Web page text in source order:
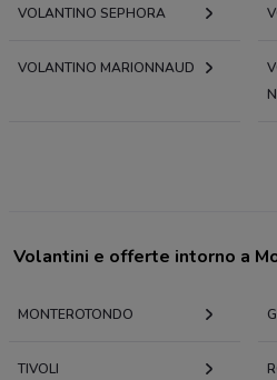
VOLANTINO SEPHORA
VOLANTINO MARIONNAUD
Volantini e offerte intorno a
MONTEROTONDO
TIVOLI